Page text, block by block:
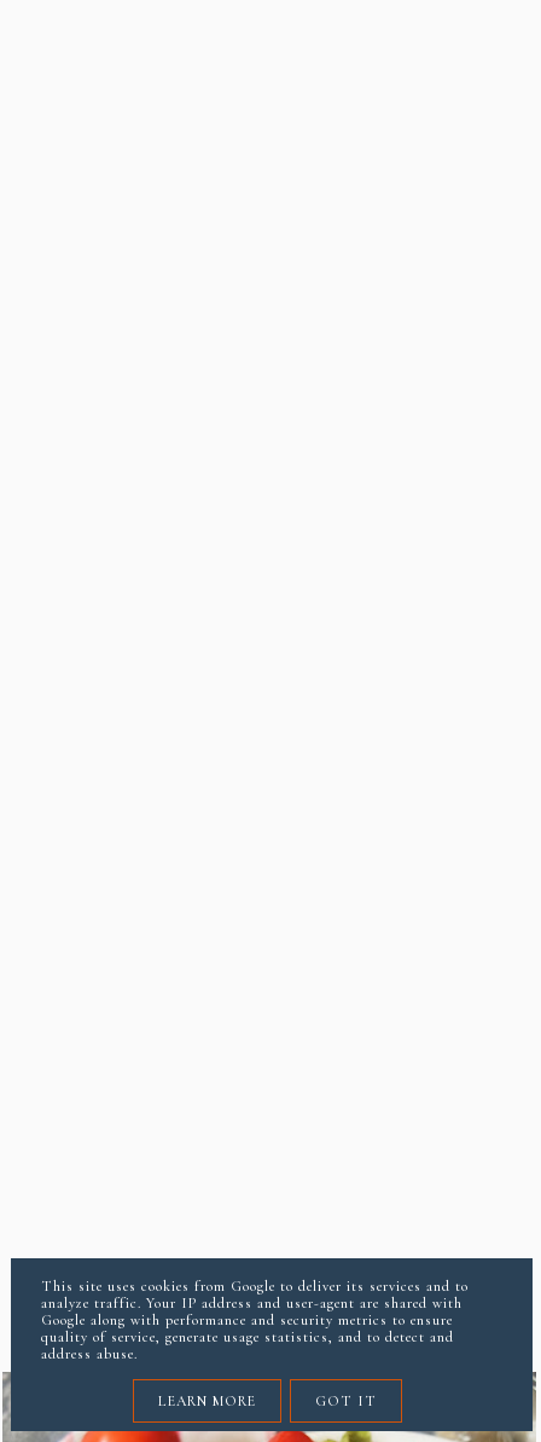
This site uses cookies from Google to deliver its services and to
analyze traffic. Your IP address and user-agent are shared with
Google along with performance and security metrics to ensure
quality of service, generate usage statistics, and to detect and
address abuse.
LEARN MORE GOT IT